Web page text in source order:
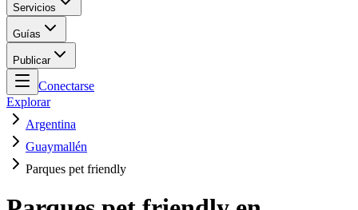
Servicios
Guías
Publicar
Conectarse
Explorar
Argentina
Guaymallén
Parques pet friendly